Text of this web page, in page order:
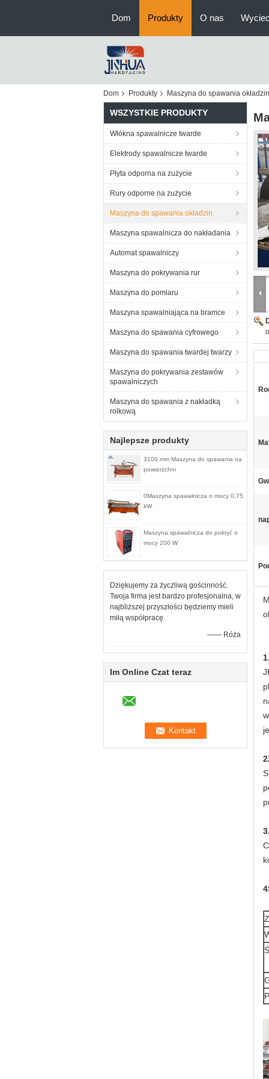
Dom Produkty O nas
Dom Produkty Maszyna do spawania okładzin
WSZYSTKIE PRODUKTY
Włókna spawalnicze twarde
Elektrody spawalnicze twarde
Płyta odporna na zużycie
Rury odporne na zużycie
Maszyna do spawania okładzin
Maszyna spawalnicza do nakładania
Automat spawalniczy
Maszyna do pokrywania rur
Maszyna do pomiaru
Maszyna spawalniająca na bramce
Maszyna do spawania cyfrowego
Maszyna do spawania twardej twarzy
Maszyna do pokrywania zestawów
spawalniczych
Maszyna do spawania z nakładką
rolkową
Najlepsze produkty
3100 mm Maszyna do spawania na
powierzchni
0Maszyna spawalnicza o mocy 0,75
kW
Maszyna spawalnicza do pokryć o
mocy 200 W
Dziękujemy za życzliwą gościnność.
Twoja firma jest bardzo profesjonalna, w
najbliższej przyszłości będziemy mieli
miłą współpracę.
—— Róża
Im Online Czat teraz